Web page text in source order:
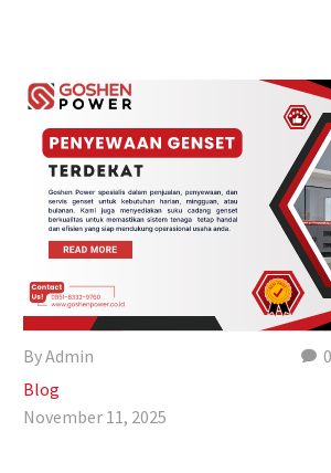
0
By Admin
Blog
November 11, 2025